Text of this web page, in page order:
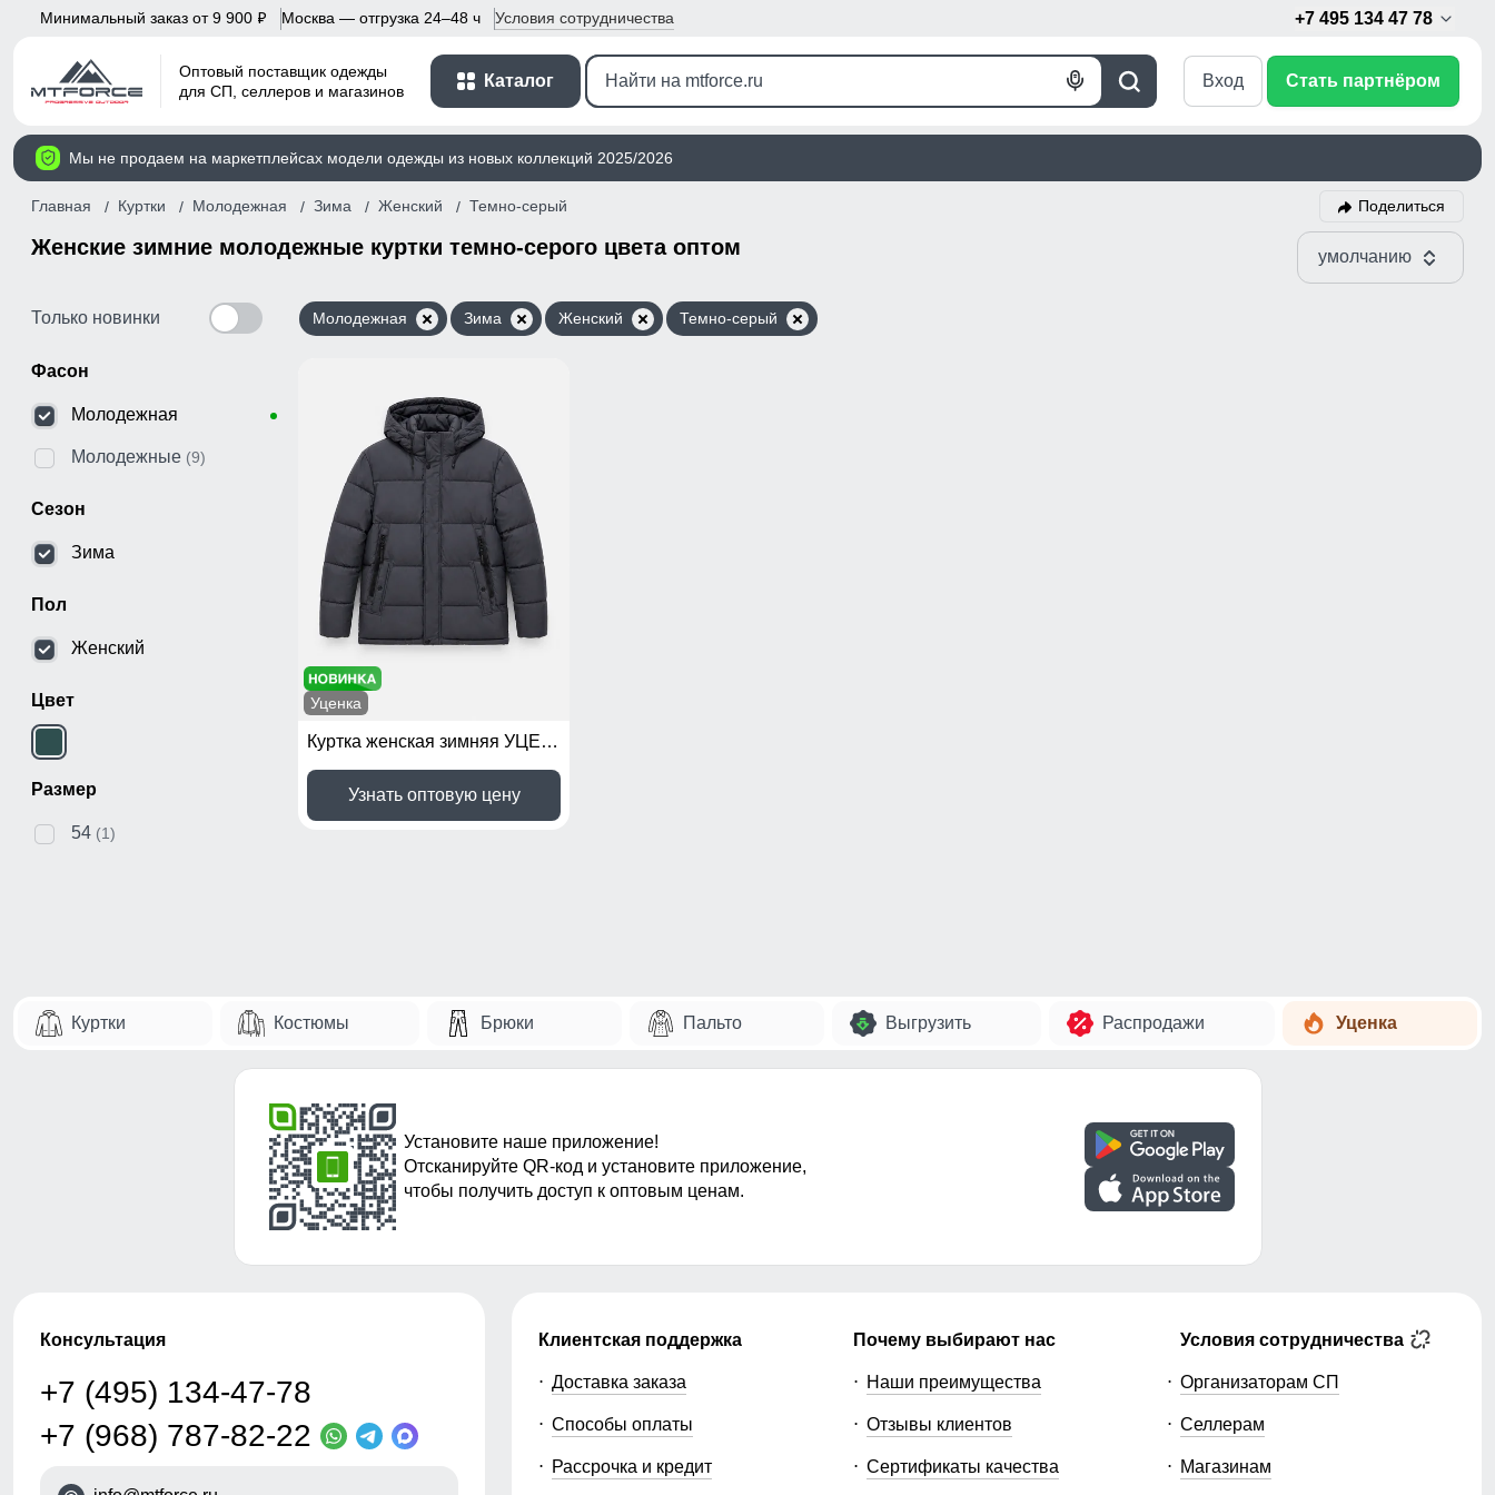
Минимальный заказ от 9 900 p Москва — отгрузка 24–48 ч Условия сотрудничества +7 495 134 47 78
Оптовый поставщик одежды
для СП, селлеров и магазинов
Каталог
Поиск
Голосовой
Вход Стать партнёром
Мы не продаем на маркетплейсах модели одежды из новых коллекций 2025/2026
Главная Куртки Молодежная Зима Женский Темно-серый Поделиться
Женские зимние молодежные куртки темно-серого цвета оптом умолчанию
Только новинки
Фасон
Молодежная
Молодежные (9)
Сезон
Зима
Пол
Женский
Цвет
Размер
54 (1)
Молодежная Зима Женский Темно-серый
Уценка
Куртка женская зимняя УЦЕНКА темно-серого цвета 0966TC
Узнать оптовую цену
Куртки Костюмы Брюки Пальто Выгрузить Распродажи Уценка
Установите наше приложение!
Отсканируйте QR-код и установите приложение,
чтобы получить доступ к оптовым ценам.
Консультация
+7 (495) 134-47-78
+7 (968) 787-82-22
Клиентская поддержка
Доставка заказа
Способы оплаты
Рассрочка и кредит
Почему выбирают нас
Наши преимущества
Отзывы клиентов
Сертификаты качества
Условия сотрудничества
Организаторам СП
Селлерам
Магазинам